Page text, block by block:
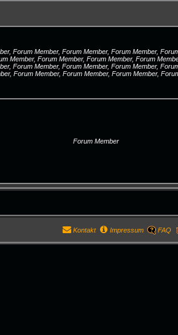
Forum Member, Forum Member, Forum Member,
Member, Forum Member, Forum Member, Forum
Forum Member, Forum Member, Forum Member,
Forum Member, Forum Member, Forum Member,
Forum Member
FAQ
Impressum
Kontakt